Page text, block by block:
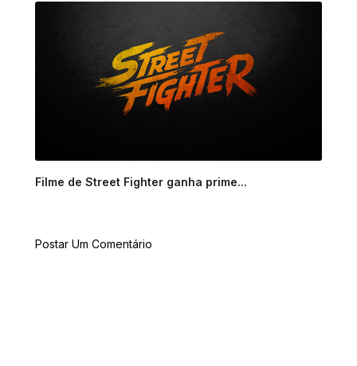
Filme de Street Fighter ganha prime...
Postar Um Comentário